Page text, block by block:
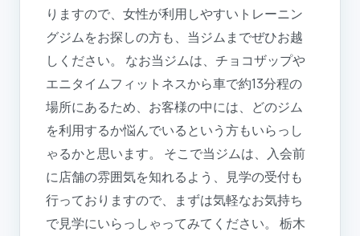
りますので、女性が利用しやすいトレーニン
グジムをお探しの方も、当ジムまでぜひお越
しください。 なお当ジムは、チョコザップや
エニタイムフィットネスから車で約13分程の
場所にあるため、お客様の中には、どのジム
を利用するか悩んでいるという方もいらっし
ゃるかと思います。 そこで当ジムは、入会前
に店舗の雰囲気を知れるよう、見学の受付も
行っておりますので、まずは気軽なお気持ち
で見学にいらっしゃってみてください。 栃木